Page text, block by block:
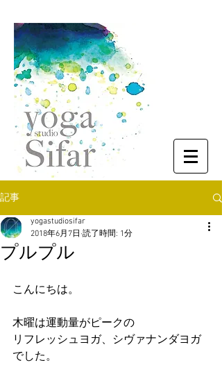
記事
プルプル
yogastudiosifar
2018年6月7日 読了時間: 1分
こんにちは。
木曜は運動量がピークの
リフレッシュヨガ、シヴァナンダヨガ
でした。